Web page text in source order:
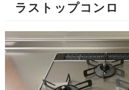
ラストップコンロ